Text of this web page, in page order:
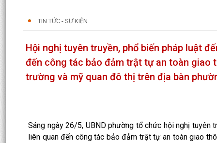
TIN TỨC - SỰ KIỆN
Hội nghị tuyên truyền, phổ biến pháp luật
đến công tác bảo đảm trật tự an toàn giao
trường và mỹ quan đô thị trên địa bàn
Sáng ngày 26/5, UBND phường tổ chức hội nghị tuyên
liên quan đến công tác bảo đảm trật tự an toàn giao